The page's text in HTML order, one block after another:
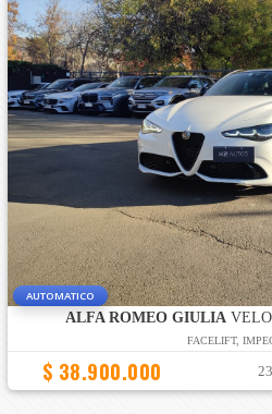
AUTOMATICO
ALFA ROMEO GIULIA
FACELIFT,
$ 38.900.000